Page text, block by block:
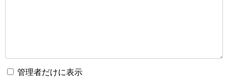
管理者だけに表示